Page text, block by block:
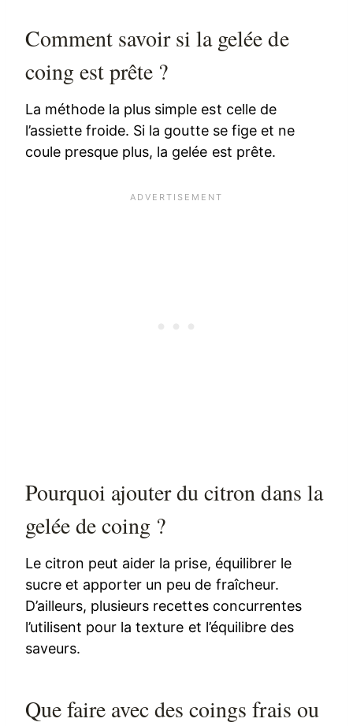
Comment savoir si la gelée de
coing est prête ?
La méthode la plus simple est celle de
l’assiette froide. Si la goutte se fige et ne
coule presque plus, la gelée est prête.
Pourquoi ajouter du citron dans la
gelée de coing ?
Le citron peut aider la prise, équilibrer le
sucre et apporter un peu de fraîcheur.
D’ailleurs, plusieurs recettes concurrentes
l’utilisent pour la texture et l’équilibre des
saveurs.
Que faire avec des coings frais ou